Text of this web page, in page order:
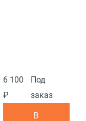
6 100
₽
Под
заказ
В